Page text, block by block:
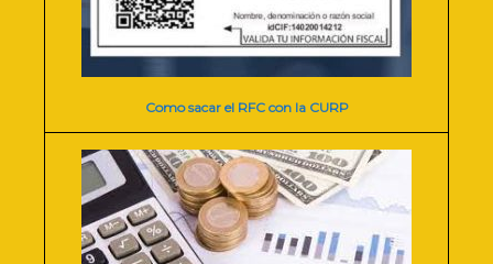
Como sacar el RFC con la CURP